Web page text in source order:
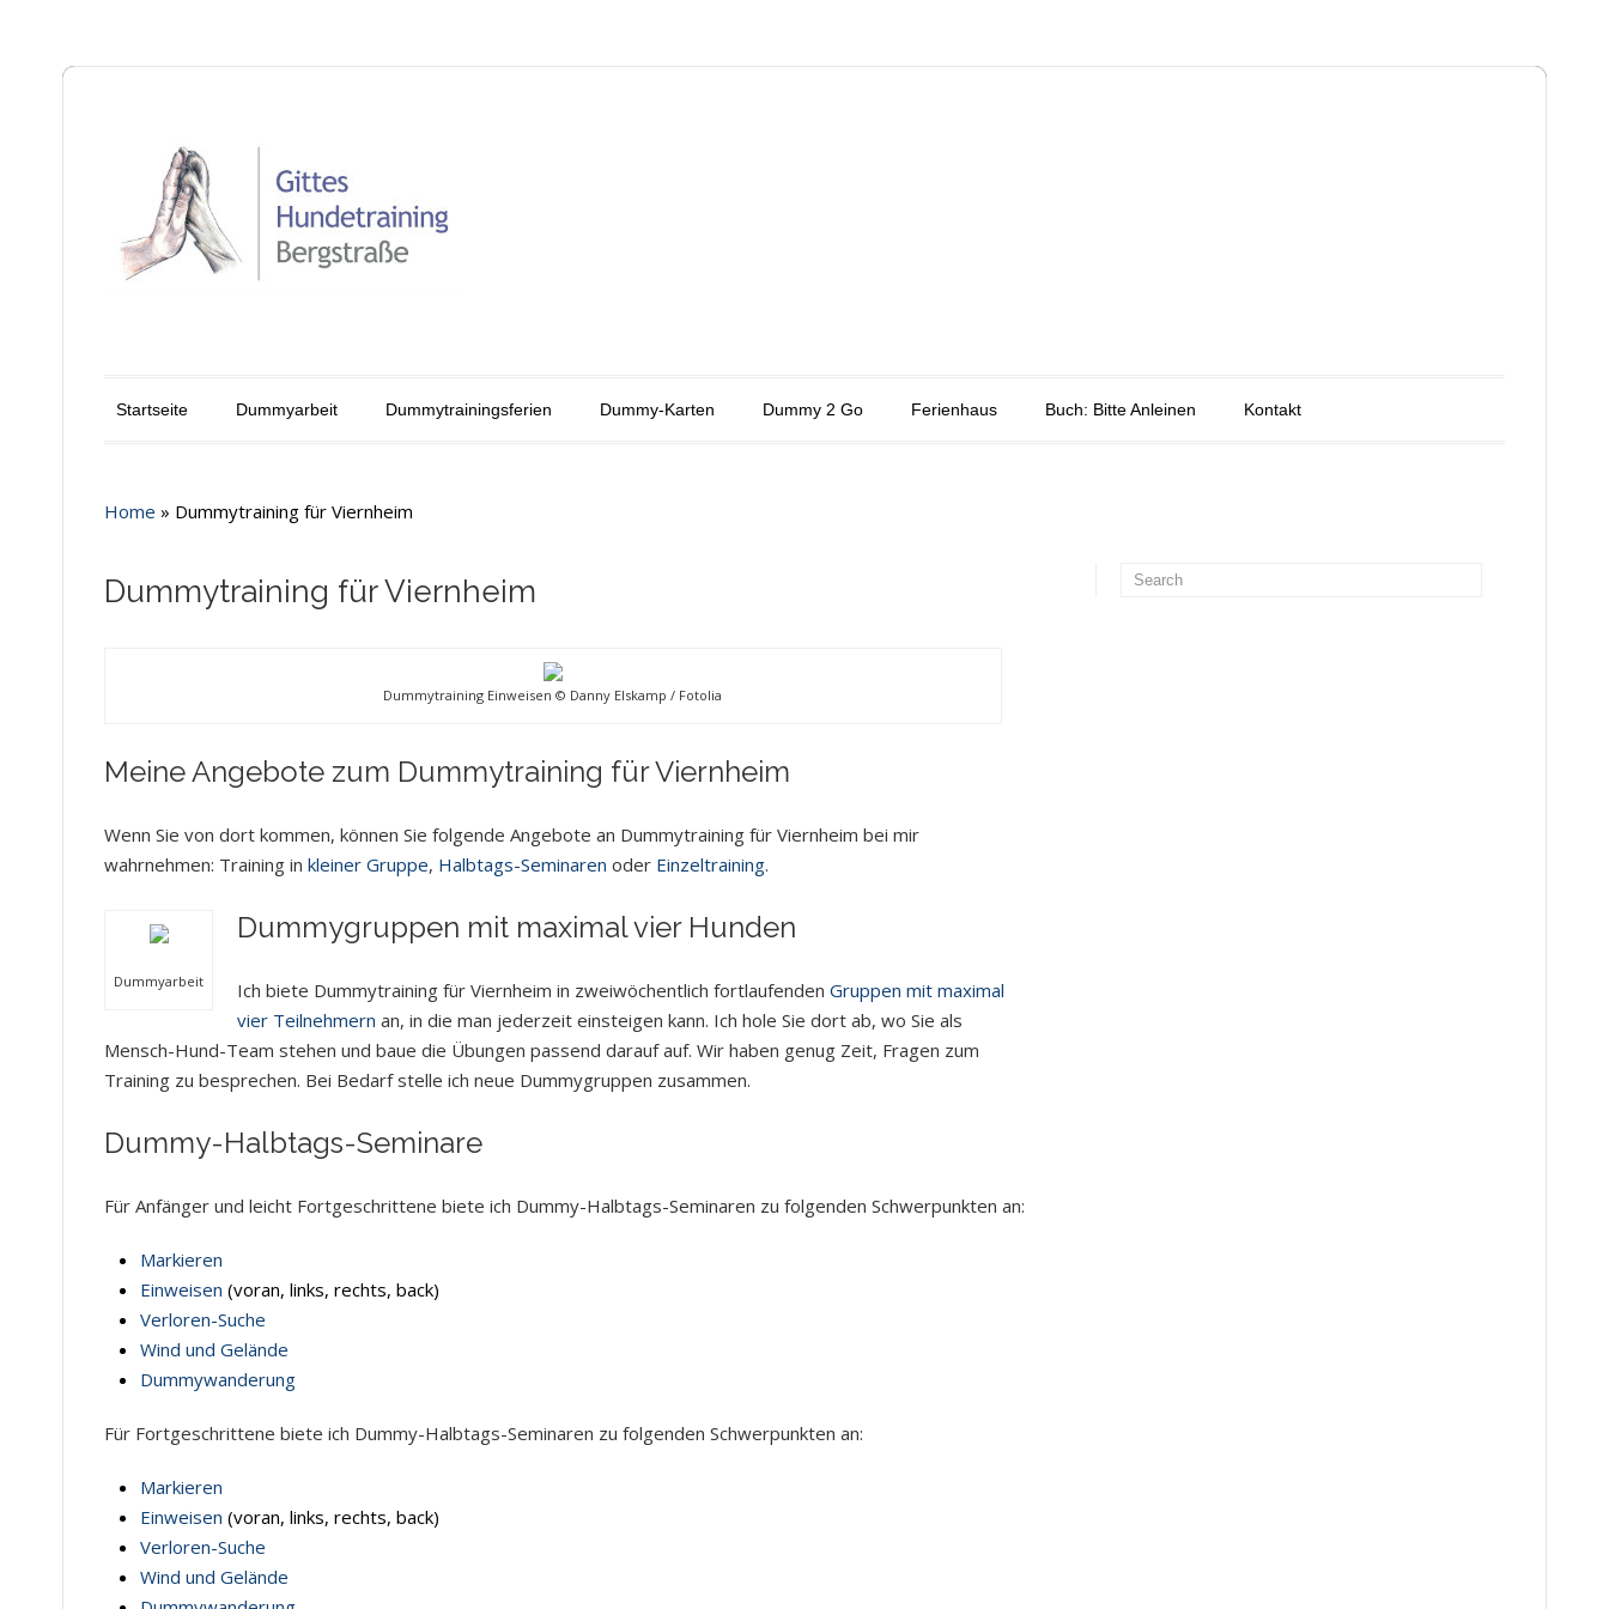
Startseite Dummyarbeit Dummytrainingsferien Dummy-Karten Dummy 2 Go Ferienhaus Buch: Bitte Anleinen Kontakt
Home » Dummytraining für Viernheim
Dummytraining für Viernheim
Dummytraining Einweisen © Danny Elskamp / Fotolia
Meine Angebote zum Dummytraining für Viernheim
Wenn Sie von dort kommen, können Sie folgende Angebote an Dummytraining für Viernheim bei mir
wahrnehmen: Training in kleiner Gruppe, Halbtags-Seminaren oder Einzeltraining.
Dummyarbeit
Dummygruppen mit maximal vier Hunden
Ich biete Dummytraining für Viernheim in zweiwöchentlich fortlaufenden Gruppen mit maximal
vier Teilnehmern an, in die man jederzeit einsteigen kann. Ich hole Sie dort ab, wo Sie als
Mensch-Hund-Team stehen und baue die Übungen passend darauf auf. Wir haben genug Zeit, Fragen zum
Training zu besprechen. Bei Bedarf stelle ich neue Dummygruppen zusammen.
Dummy-Halbtags-Seminare
Für Anfänger und leicht Fortgeschrittene biete ich Dummy-Halbtags-Seminaren zu folgenden Schwerpunkten an:
Markieren
Einweisen (voran, links, rechts, back)
Verloren-Suche
Wind und Gelände
Dummywanderung
Für Fortgeschrittene biete ich Dummy-Halbtags-Seminaren zu folgenden Schwerpunkten an:
Markieren
Einweisen (voran, links, rechts, back)
Verloren-Suche
Wind und Gelände